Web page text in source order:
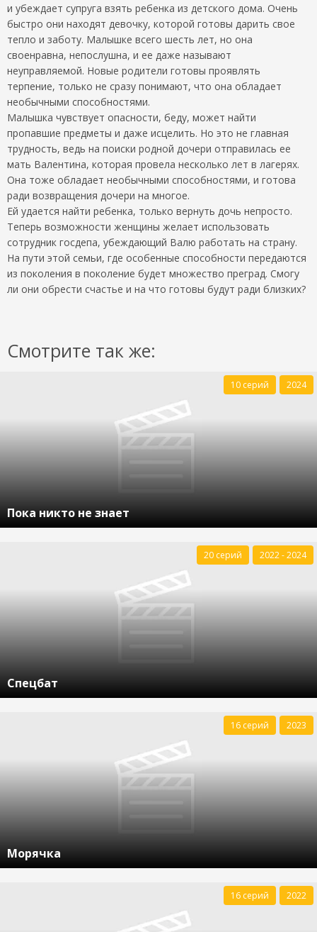
и убеждает супруга взять ребенка из детского дома. Очень
быстро они находят девочку, которой готовы дарить свое
тепло и заботу. Малышке всего шесть лет, но она
своенравна, непослушна, и ее даже называют
неуправляемой. Новые родители готовы проявлять
терпение, только не сразу понимают, что она обладает
необычными способностями.
Малышка чувствует опасности, беду, может найти
пропавшие предметы и даже исцелить. Но это не главная
трудность, ведь на поиски родной дочери отправилась ее
мать Валентина, которая провела несколько лет в лагерях.
Она тоже обладает необычными способностями, и готова
ради возвращения дочери на многое.
Ей удается найти ребенка, только вернуть дочь непросто.
Теперь возможности женщины желает использовать
сотрудник госдепа, убеждающий Валю работать на страну.
На пути этой семьи, где особенные способности передаются
из поколения в поколение будет множество преград. Смогу
ли они обрести счастье и на что готовы будут ради близких?
Смотрите так же:
Пока никто не знает
10 серий 2024
Спецбат
20 серий 2022 - 2024
Морячка
16 серий 2023
16 серий 2022